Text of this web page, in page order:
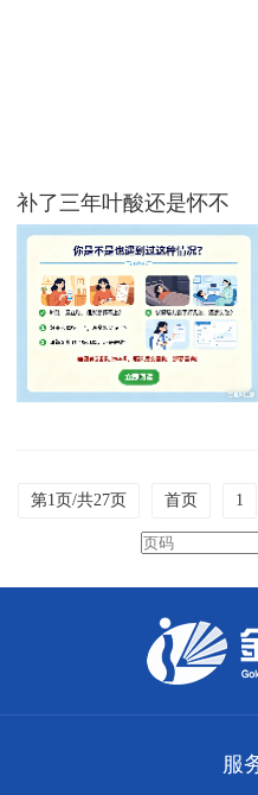
补了三年叶酸还是怀不
上？生殖科医生悄悄透露
的真相
第1页/共27页 首页 1
服